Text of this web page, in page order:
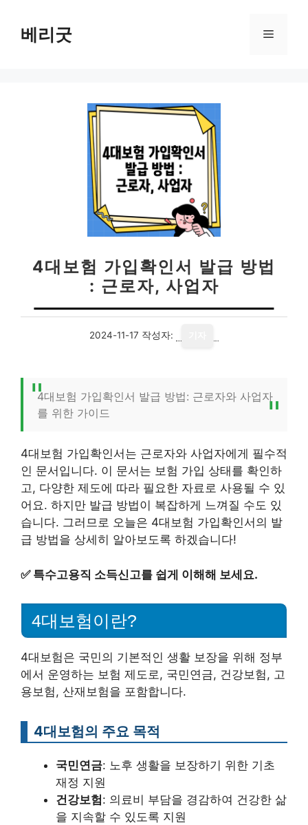
베리굿 메
4대보험 가입확인서 발급 방법
: 근로자, 사업자
2024-11-17 작성자:
4대보험 가입확인서 발급 방법: 근로자와 사업자
를 위한 가이드
4대보험 가입확인서는 근로자와 사업자에게 필수적
인 문서입니다. 이 문서는 보험 가입 상태를 확인하
고, 다양한 제도에 따라 필요한 자료로 사용될 수 있
어요. 하지만 발급 방법이 복잡하게 느껴질 수도 있
습니다. 그러므로 오늘은 4대보험 가입확인서의 발
급 방법을 상세히 알아보도록 하겠습니다!
✅ 특수고용직 소득신고를 쉽게 이해해 보세요.
4대보험이란?
4대보험은 국민의 기본적인 생활 보장을 위해 정부
에서 운영하는 보험 제도로, 국민연금, 건강보험, 고
용보험, 산재보험을 포함합니다.
4대보험의 주요 목적
국민연금: 노후 생활을 보장하기 위한 기초
재정 지원
건강보험: 의료비 부담을 경감하여 건강한 삶
을 지속할 수 있도록 지원